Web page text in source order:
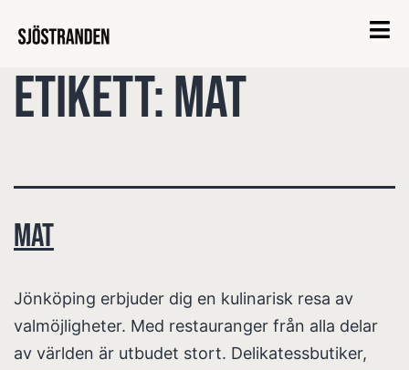
Etikett:mat
Mat
Jönköping erbjuder dig en kulinarisk resa av
valmöjligheter. Med restauranger från alla delar
av världen är utbudet stort. Delikatessbutiker,